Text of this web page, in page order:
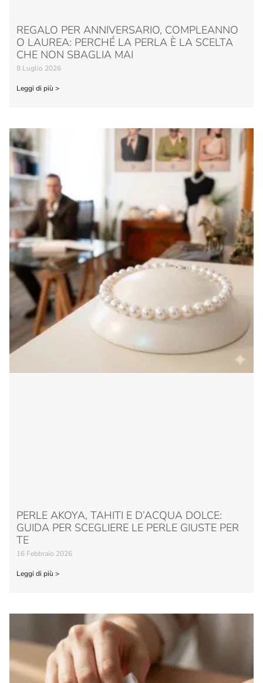
REGALO PER ANNIVERSARIO, COMPLEANNO
O LAUREA: PERCHÉ LA PERLA È LA SCELTA
CHE NON SBAGLIA MAI
8 Luglio 2026
Leggi di più >
PERLE AKOYA, TAHITI E D’ACQUA DOLCE:
GUIDA PER SCEGLIERE LE PERLE GIUSTE PER
TE
16 Febbraio 2026
Leggi di più >